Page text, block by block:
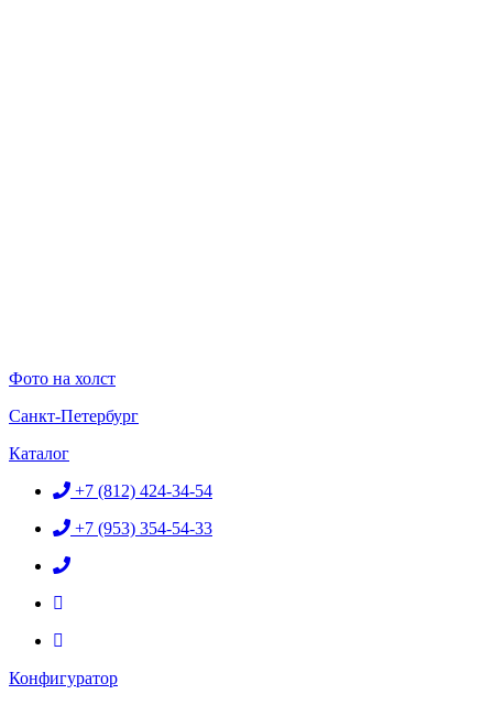
Фото на холст
Санкт-Петербург
Каталог
+7 (812) 424-34-54
+7 (953) 354-54-33
Конфигуратор